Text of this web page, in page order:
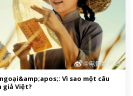
Vì sao một câu
giả Việt?